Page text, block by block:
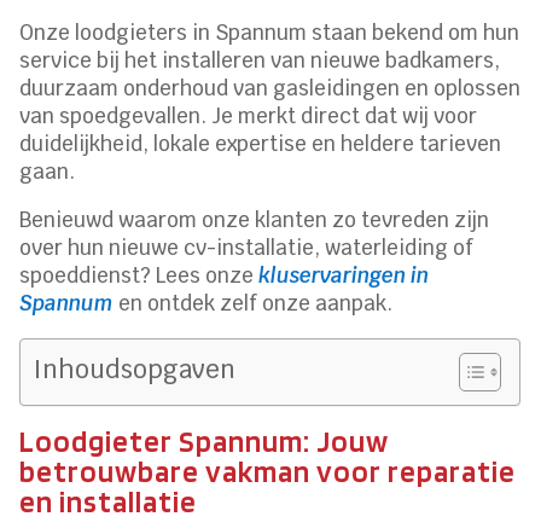
Onze loodgieters in Spannum staan bekend om hun
service bij het installeren van nieuwe badkamers,
duurzaam onderhoud van gasleidingen en oplossen
van spoedgevallen. Je merkt direct dat wij voor
duidelijkheid, lokale expertise en heldere tarieven
gaan.
Benieuwd waarom onze klanten zo tevreden zijn
over hun nieuwe cv-installatie, waterleiding of
spoeddienst? Lees onzekluservaringen in
Spannum en ontdek zelf onze aanpak.
Inhoudsopgaven
Loodgieter Spannum: Jouw
betrouwbare vakman voor reparatie
en installatie